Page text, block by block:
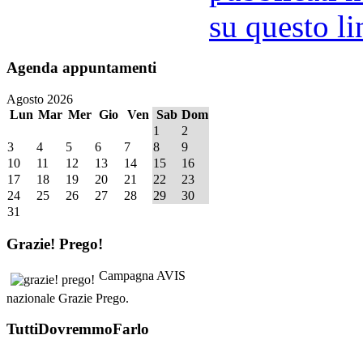
su questo
Agenda appuntamenti
Agosto 2026
Lun Mar Mer Gio Ven Sab Dom
1
2
3
4 5 6 7 8
9
10
11 12 13 14 15
16
17
18 19 20 21 22
23
24
25 26 27 28 29
30
31
Grazie! Prego!
Campagna AVIS
nazionale Grazie Prego.
TuttiDovremmoFarlo